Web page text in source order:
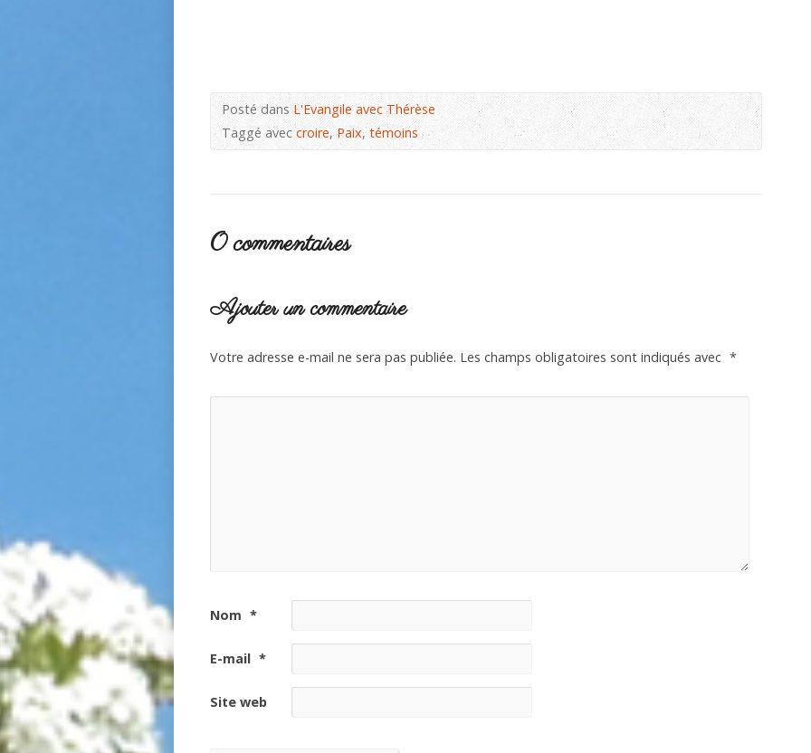
Posté dansL'Evangile avec Thérèse
Taggé aveccroire,Paix,témoins
0 commentaires
Ajouter un commentaire
Votre adresse e-mail ne sera pas publiée. Les champs obligatoires sont indiqués avec *
Nom *
E-mail *
Site web